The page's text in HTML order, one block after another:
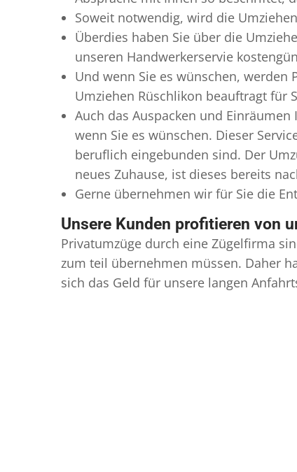
Soweit notwendig, wird die
Überdies haben Sie über die
unseren Handwerkerservie
Und wenn Sie es wünschen,
Umziehen Rüschlikon beauftragt für
Auch das Auspacken und
wenn Sie es wünschen. Dieser
beruflich eingebunden sind. Der
neues Zuhause, ist dieses bereits
Gerne übernehmen wir für Sie die
Unsere Kunden profitieren von
Privatumzüge durch eine Zügelfirma
zum teil übernehmen müssen. Daher
sich das Geld für unsere langen